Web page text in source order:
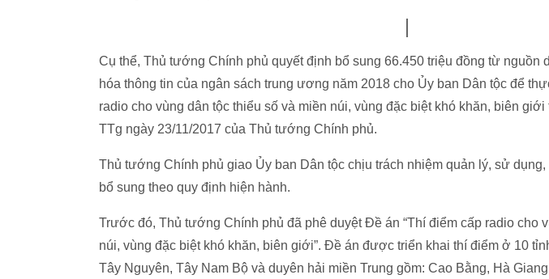
Cụ thể, Thủ tướng Chính phủ quyết định bổ sung 66.450 triệu đồng từ nguồn
hóa thông tin của ngân sách trung ương năm 2018 cho Ủy ban Dân tộc để
radio cho vùng dân tộc thiểu số và miền núi, vùng đặc biệt khó khăn, biên
TTg ngày 23/11/2017 của Thủ tướng Chính phủ.
Thủ tướng Chính phủ giao Ủy ban Dân tộc chịu trách nhiệm quản lý, sử
bổ sung theo quy định hiện hành.
Trước đó, Thủ tướng Chính phủ đã phê duyệt Đề án “Thí điểm cấp radio cho
núi, vùng đặc biệt khó khăn, biên giới”. Đề án được triển khai thí điểm ở 10
Tây Nguyên, Tây Nam Bộ và duyên hải miền Trung gồm: Cao Bằng, Hà